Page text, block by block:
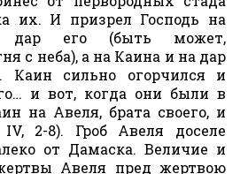
их. И призрел Господь на
его (быть может,
с неба), а на Каина и на дар
Каин сильно огорчился и
и вот, когда они были в
на Авеля, брата своего, и
2-8). Гроб Авеля доселе
от Дамаска. Величие и
Авеля пред жертвою